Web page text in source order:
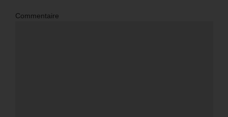
Commentaire